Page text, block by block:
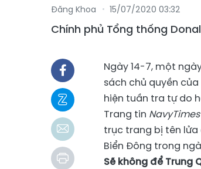
Đăng Khoa 15/07/2020 03:32
Chính phủ Tổng thống
Ngày 14-7, một
sách chủ quyền
hiện tuần tra tự do
Trang tin NavyTimes
trục trang bị tên lửa
Biển Đông trong
Sẽ không để Trung